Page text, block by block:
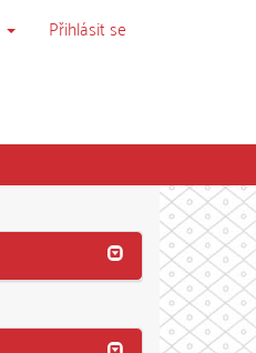
Přihlásit se